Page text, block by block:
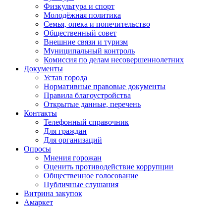
Физкультура и спорт
Молодёжная политика
Семья, опека и попечительство
Общественный совет
Внешние связи и туризм
Муниципальный контроль
Комиссия по делам несовершеннолетних
Документы
Устав города
Нормативные правовые документы
Правила благоустройства
Открытые данные, перечень
Контакты
Телефонный справочник
Для граждан
Для организаций
Опросы
Мнения горожан
Оценить противодействие коррупции
Общественное голосование
Публичные слушания
Витрина закупок
Амаркет